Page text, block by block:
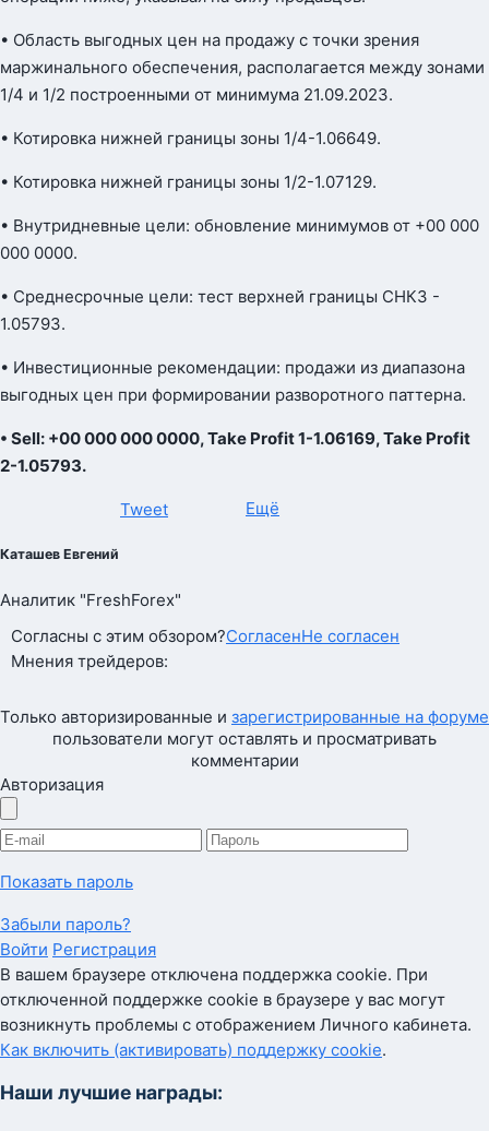
• Область выгодных цен на продажу с точки зрения
маржинального обеспечения, располагается между зонами
1/4 и 1/2 построенными от минимума 21.09.2023.
• Котировка нижней границы зоны 1/4-1.06649.
• Котировка нижней границы зоны 1/2-1.07129.
• Внутридневные цели: обновление минимумов от +00 000
000 0000.
• Среднесрочные цели: тест верхней границы СНКЗ -
1.05793.
• Инвестиционные рекомендации: продажи из диапазона
выгодных цен при формировании разворотного паттерна.
• Sell: +00 000 000 0000, Take Profit 1-1.06169, Take Profit
2-1.05793.
Tweet Ещё
Каташев Евгений
Аналитик "FreshForex"
Согласны с этим обзором?СогласенНе согласен
Мнения трейдеров:
Только авторизированные и зарегистрированные на форуме
пользователи могут оставлять и просматривать
комментарии
Авторизация
Показать пароль
Забыли пароль?
Войти Регистрация
В вашем браузере отключена поддержка cookie. При
отключенной поддержке cookie в браузере у вас могут
возникнуть проблемы с отображением Личного кабинета.
Как включить (активировать) поддержку cookie.
Наши лучшие награды: